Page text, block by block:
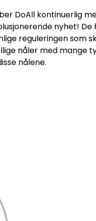
DoAll kontinuerlig
nyhet! De
reguleringen som
nåler med mange
nålene.